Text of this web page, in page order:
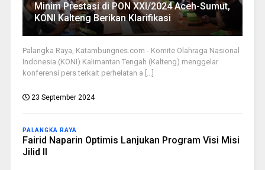
Minim Prestasi di PON XXI/2024 Aceh-Sumut,
KONI Kalteng Berikan Klarifikasi
Palangka Raya, Katambungnes.com - Komite Olahraga Nasional
Indonesia (KONI) Kalimantan Tengah (Kalteng) menggelar
konferensi pers terkait perhelatan a [...]
23 September 2024
PALANGKA RAYA
Fairid Naparin Optimis Lanjukan Program Visi Misi
Jilid II